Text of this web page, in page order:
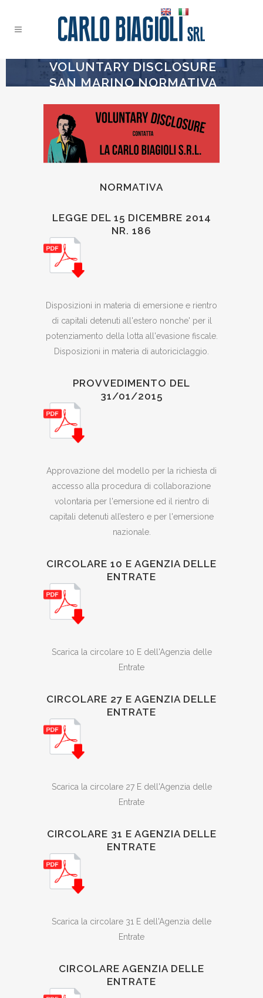
VOLUNTARY DISCLOSURE
SAN MARINO NORMATIVA
NORMATIVA
LEGGE DEL 15 DICEMBRE 2014
NR. 186
Disposizioni in materia di emersione e rientro
di capitali detenuti all'estero nonche' per il
potenziamento della lotta all'evasione fiscale.
Disposizioni in materia di autoriciclaggio.
PROVVEDIMENTO DEL
31/01/2015
Approvazione del modello per la richiesta di
accesso alla procedura di collaborazione
volontaria per l'emersione ed il rientro di
capitali detenuti all’estero e per l'emersione
nazionale.
CIRCOLARE 10 E AGENZIA DELLE
ENTRATE
Scarica la circolare 10 E dell'Agenzia delle
Entrate
CIRCOLARE 27 E AGENZIA DELLE
ENTRATE
Scarica la circolare 27 E dell'Agenzia delle
Entrate
CIRCOLARE 31 E AGENZIA DELLE
ENTRATE
Scarica la circolare 31 E dell'Agenzia delle
Entrate
CIRCOLARE AGENZIA DELLE
ENTRATE